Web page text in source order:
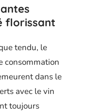
florissant
tendu, le
consommation
dans le
avec le vin
toujours